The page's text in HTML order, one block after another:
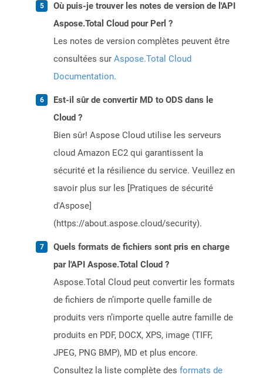
Où puis-je trouver les notes de version de l'API
Aspose.Total Cloud pour Perl ?
Les notes de version complètes peuvent être
consultées sur Aspose.Total Cloud
Documentation.
Est-il sûr de convertir MD to ODS dans le
Cloud ?
Bien sûr! Aspose Cloud utilise les serveurs
cloud Amazon EC2 qui garantissent la
sécurité et la résilience du service. Veuillez en
savoir plus sur les [Pratiques de sécurité
d'Aspose]
(https://about.aspose.cloud/security).
Quels formats de fichiers sont pris en charge
par l'API Aspose.Total Cloud ?
Aspose.Total Cloud peut convertir les formats
de fichiers de n’importe quelle famille de
produits vers n’importe quelle autre famille de
produits en PDF, DOCX, XPS, image (TIFF,
JPEG, PNG BMP), MD et plus encore.
Consultez la liste complète des formats de